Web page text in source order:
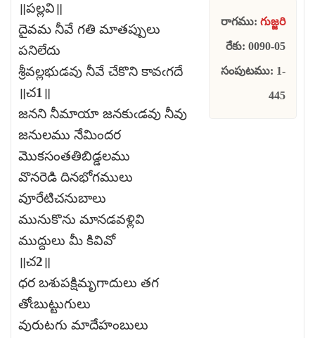
॥పల్లవి॥
దైవమ నీవే గతి మాతప్పులు
పనిలేదు
శ్రీవల్లభుడవు నీవే చేకొని కావఁగదే
॥చ1॥
జనని నీమాయా జనకుఁడవు నీవు
జనులము నేమిందర
మొకసంతతిబిడ్డలము
వొనరెడి దినభోగములు
వూరేటిచనుబాలు
మునుకొను మానడవళ్లివి
ముద్దులు మీ కివివో
॥చ2॥
ధర బశుపక్షిమృగాదులు తగ
తోఁబుట్టుగులు
వురుటగు మాదేహంబులు
రాగము: గుజ్జరి
రేకు: 0090-05
సంపుటము: 1-
445